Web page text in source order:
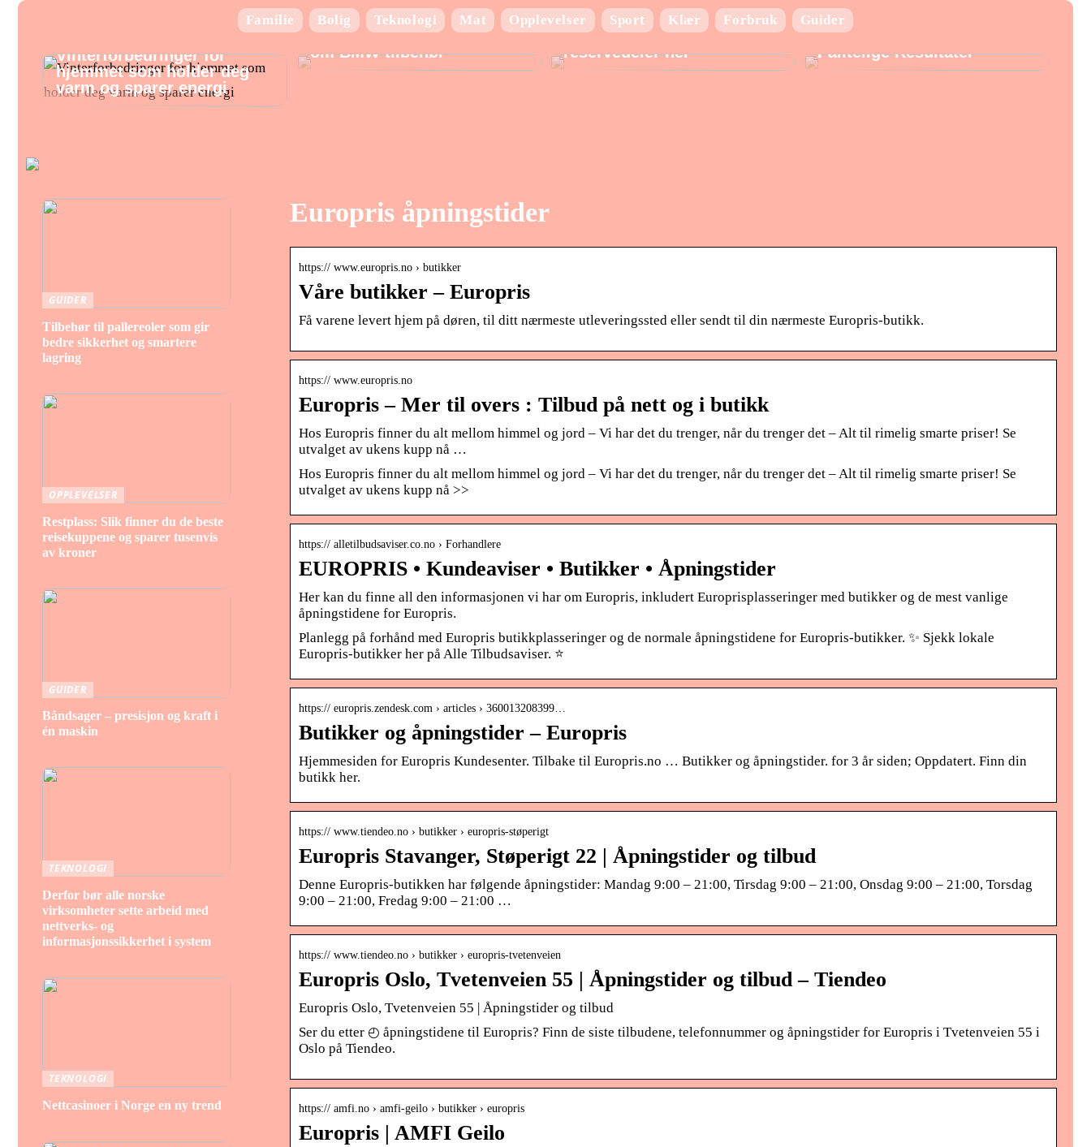
Familie Bolig Teknologi Mat Opplevelser Sport Klær Forbruk Guider
Vinterforbedringer for
hjemmet som holder deg
varm og sparer energi
Alt hvad du behøver at vide
om BMW tilbehør
Finn de beste BMW
reservedeler her
Laboratorie utstyr:
Nøkkelen til Presise og
Pålitelige Resultater
Europris åpningstider
https:// www.europris.no › butikker
Våre butikker – Europris
Få varene levert hjem på døren, til ditt nærmeste utleveringssted eller sendt til din nærmeste Europris-butikk.
https:// www.europris.no
Europris – Mer til overs : Tilbud på nett og i butikk
Hos Europris finner du alt mellom himmel og jord – Vi har det du trenger, når du trenger det – Alt til rimelig smarte priser! Se
utvalget av ukens kupp nå …
Hos Europris finner du alt mellom himmel og jord – Vi har det du trenger, når du trenger det – Alt til rimelig smarte priser! Se
utvalget av ukens kupp nå >>
https:// alletilbudsaviser.co.no › Forhandlere
EUROPRIS • Kundeaviser • Butikker • Åpningstider
Her kan du finne all den informasjonen vi har om Europris, inkludert Europrisplasseringer med butikker og de mest vanlige
åpningstidene for Europris.
Planlegg på forhånd med Europris butikkplasseringer og de normale åpningstidene for Europris-butikker. ✨ Sjekk lokale
Europris-butikker her på Alle Tilbudsaviser. ⭐
https:// europris.zendesk.com › articles › 360013208399…
Butikker og åpningstider – Europris
Hjemmesiden for Europris Kundesenter. Tilbake til Europris.no … Butikker og åpningstider. for 3 år siden; Oppdatert. Finn din
butikk her.
https:// www.tiendeo.no › butikker › europris-støperigt
Europris Stavanger, Støperigt 22 | Åpningstider og tilbud
Denne Europris-butikken har følgende åpningstider: Mandag 9:00 – 21:00, Tirsdag 9:00 – 21:00, Onsdag 9:00 – 21:00, Torsdag
9:00 – 21:00, Fredag 9:00 – 21:00 …
https:// www.tiendeo.no › butikker › europris-tvetenveien
Europris Oslo, Tvetenveien 55 | Åpningstider og tilbud – Tiendeo
Europris Oslo, Tvetenveien 55 | Åpningstider og tilbud
Ser du etter ◴ åpningstidene til Europris? Finn de siste tilbudene, telefonnummer og åpningstider for Europris i Tvetenveien 55 i
Oslo på Tiendeo.
https:// amfi.no › amfi-geilo › butikker › europris
Europris | AMFI Geilo
GUIDER
Tilbehør til pallereoler som gir
bedre sikkerhet og smartere
lagring
OPPLEVELSER
Restplass: Slik finner du de beste
reisekuppene og sparer tusenvis
av kroner
GUIDER
Båndsager – presisjon og kraft i
én maskin
TEKNOLOGI
Derfor bør alle norske
virksomheter sette arbeid med
nettverks- og
informasjonssikkerhet i system
TEKNOLOGI
Nettcasinoer i Norge en ny trend